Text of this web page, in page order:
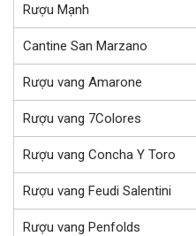
Rượu Mạnh
Cantine San Marzano
Rượu vang Amarone
Rượu vang 7Colores
Rượu vang Concha Y Toro
Rượu vang Feudi Salentini
Rượu vang Penfolds